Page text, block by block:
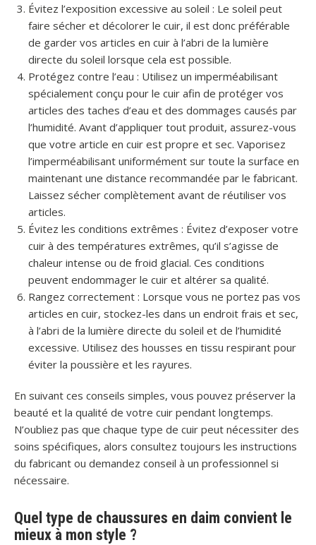
Évitez l’exposition excessive au soleil : Le soleil peut
faire sécher et décolorer le cuir, il est donc préférable
de garder vos articles en cuir à l’abri de la lumière
directe du soleil lorsque cela est possible.
Protégez contre l’eau : Utilisez un imperméabilisant
spécialement conçu pour le cuir afin de protéger vos
articles des taches d’eau et des dommages causés par
l’humidité. Avant d’appliquer tout produit, assurez-vous
que votre article en cuir est propre et sec. Vaporisez
l’imperméabilisant uniformément sur toute la surface en
maintenant une distance recommandée par le fabricant.
Laissez sécher complètement avant de réutiliser vos
articles.
Évitez les conditions extrêmes : Évitez d’exposer votre
cuir à des températures extrêmes, qu’il s’agisse de
chaleur intense ou de froid glacial. Ces conditions
peuvent endommager le cuir et altérer sa qualité.
Rangez correctement : Lorsque vous ne portez pas vos
articles en cuir, stockez-les dans un endroit frais et sec,
à l’abri de la lumière directe du soleil et de l’humidité
excessive. Utilisez des housses en tissu respirant pour
éviter la poussière et les rayures.
En suivant ces conseils simples, vous pouvez préserver la
beauté et la qualité de votre cuir pendant longtemps.
N’oubliez pas que chaque type de cuir peut nécessiter des
soins spécifiques, alors consultez toujours les instructions
du fabricant ou demandez conseil à un professionnel si
nécessaire.
Quel type de chaussures en daim convient le
mieux à mon style ?